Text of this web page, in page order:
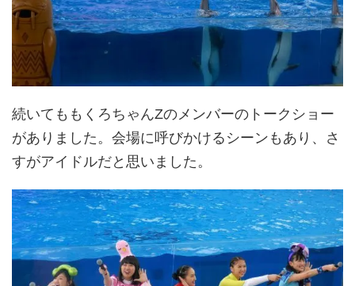
続いてももくろちゃんZのメンバーのトークショー
がありました。会場に呼びかけるシーンもあり、さ
すがアイドルだと思いました。